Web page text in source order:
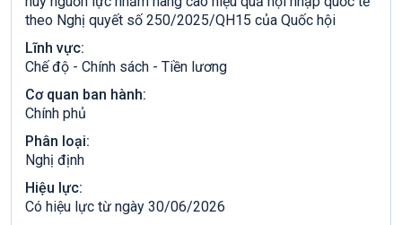
theo Nghị quyết số 250/2025/QH15 của Quốc hội
Lĩnh vực:
Chế độ - Chính sách - Tiền lương
Cơ quan ban hành:
Chính phủ
Phân loại:
Nghị định
Hiệu lực:
Có hiệu lực từ ngày 30/06/2026